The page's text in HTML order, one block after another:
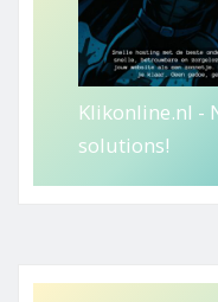
Klikonline.nl -
solutions!